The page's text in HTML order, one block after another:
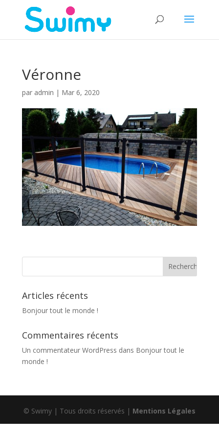
Véronne
par admin | Mar 6, 2020
Articles récents
Bonjour tout le monde !
Commentaires récents
Un commentateur WordPress dans Bonjour tout le
monde !
© Swimy | Tous droits réservés | Mentions Légales